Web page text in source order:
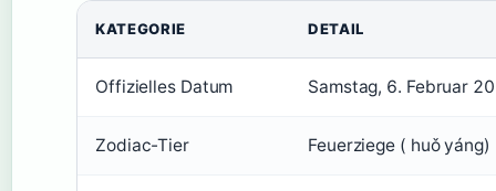
KATEGORIE DETAIL
Offizielles Datum Samstag, 6. Februar
Zodiac-Tier Feuerziege ( huǒ yáng)